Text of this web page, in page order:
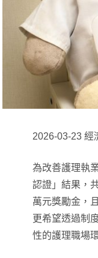
2026-03-23
為改善護理執
認證」結果，
萬元獎勵金，
更希望透過制
性的護理職場